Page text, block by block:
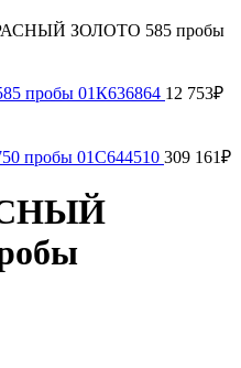
ЗОЛОТО 585 пробы
пробы 01К636864 12 753₽
пробы 01С644510 309 161₽